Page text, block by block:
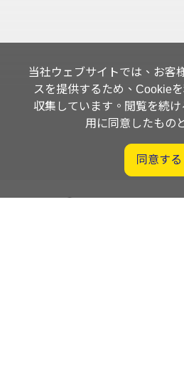
当社ウェブサイトでは、お客
スを提供するため、Cookie
収集しています。閲覧を続
用に同意したもの
同意する